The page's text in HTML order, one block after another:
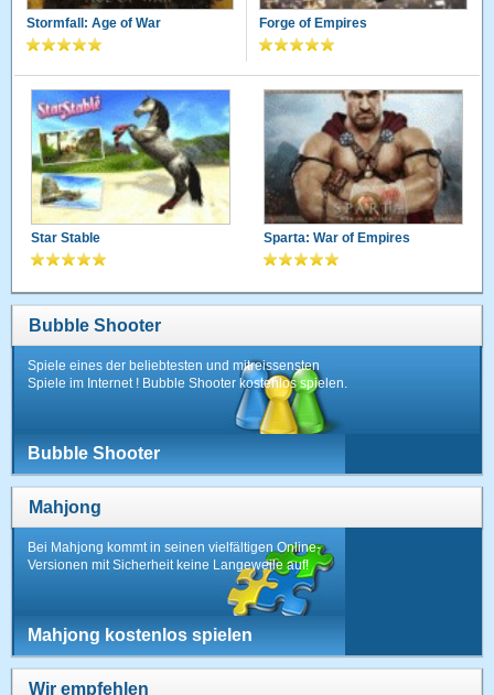
Stormfall: Age of War Forge of Empires
Star Stable Sparta: War of Empires
Bubble Shooter
Spiele eines der beliebtesten und mitreissensten
Spiele im Internet ! Bubble Shooter kostenlos spielen.
Bubble Shooter
Mahjong
Bei Mahjong kommt in seinen vielfältigen Online-
Versionen mit Sicherheit keine Langeweile auf!
Mahjong kostenlos spielen
Wir empfehlen